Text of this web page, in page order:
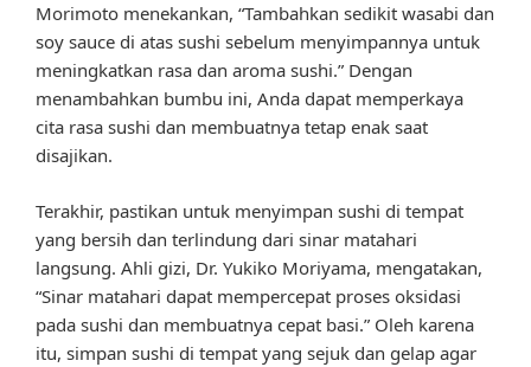
Morimoto menekankan, “Tambahkan sedikit wasabi dan
soy sauce di atas sushi sebelum menyimpannya untuk
meningkatkan rasa dan aroma sushi.” Dengan
menambahkan bumbu ini, Anda dapat memperkaya
cita rasa sushi dan membuatnya tetap enak saat
disajikan.
Terakhir, pastikan untuk menyimpan sushi di tempat
yang bersih dan terlindung dari sinar matahari
langsung. Ahli gizi, Dr. Yukiko Moriyama, mengatakan,
“Sinar matahari dapat mempercepat proses oksidasi
pada sushi dan membuatnya cepat basi.” Oleh karena
itu, simpan sushi di tempat yang sejuk dan gelap agar